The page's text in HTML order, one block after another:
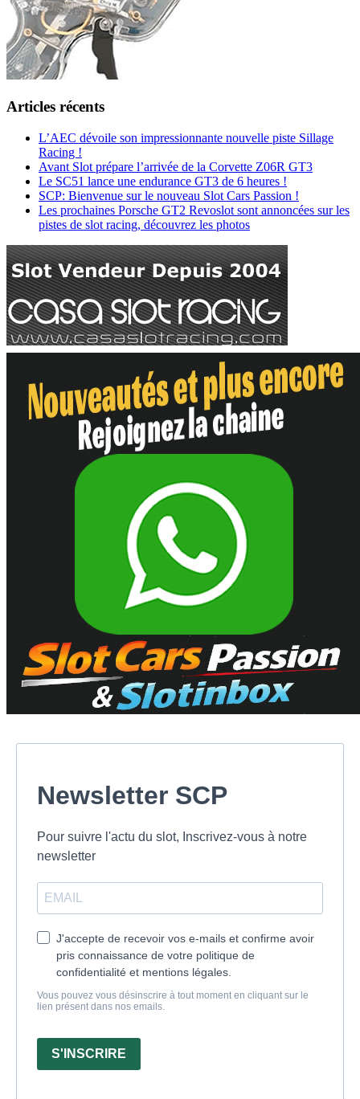
Articles récents
L’AEC dévoile son impressionnante nouvelle piste Sillage
Racing !
Avant Slot prépare l’arrivée de la Corvette Z06R GT3
Le SC51 lance une endurance GT3 de 6 heures !
SCP: Bienvenue sur le nouveau Slot Cars Passion !
Les prochaines Porsche GT2 Revoslot sont annoncées sur les
pistes de slot racing, découvrez les photos
Newsletter SCP
Pour suivre l'actu du slot, Inscrivez-vous à notre
newsletter
J'accepte de recevoir vos e-mails et confirme avoir
pris connaissance de votre politique de
confidentialité et mentions légales.
Vous pouvez vous désinscrire à tout moment en cliquant sur le
lien présent dans nos emails.
S'INSCRIRE